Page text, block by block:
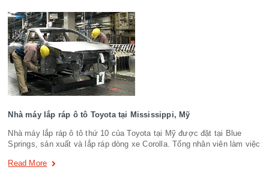
Nhà máy lắp ráp ô tô Toyota tại Mississippi, Mỹ
Nhà máy lắp ráp ô tô thứ 10 của Toyota tại Mỹ được đặt tại Blue
Springs, sản xuất và lắp ráp dòng xe Corolla. Tổng nhân viên làm việc
Read More